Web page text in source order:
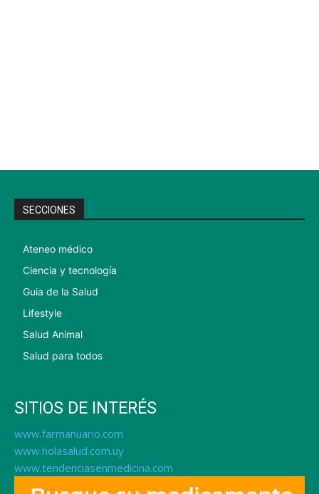
SECCIONES
Ateneo médico
Ciencia y tecnología
Guia de la Salud
Lifestyle
Salud Animal
Salud para todos
SITIOS DE INTERÉS
www.farmanuario.com
www.holasalud.com.uy
www.tendenciasenmedicina.com